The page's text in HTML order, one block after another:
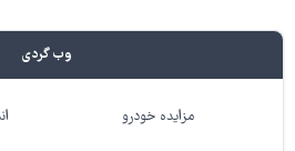
وب گردی
مزایده خودرو